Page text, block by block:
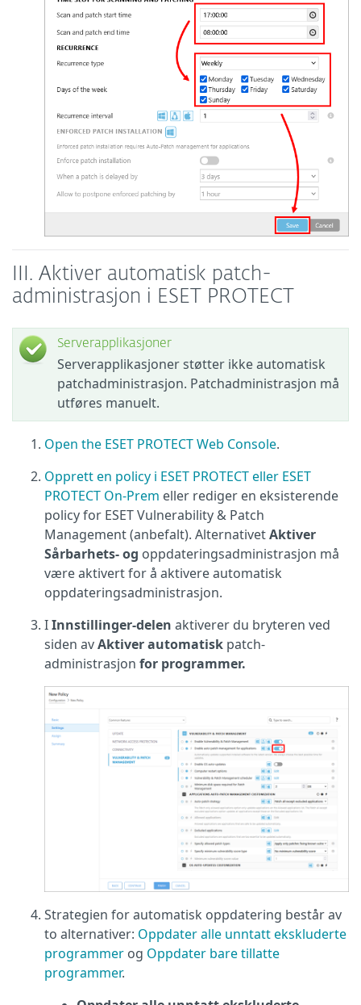
III. Aktiver automatisk patch-
administrasjon i ESET PROTECT
Serverapplikasjoner
Serverapplikasjoner støtter ikke automatisk
patchadministrasjon. Patchadministrasjon må
utføres manuelt.
Open the ESET PROTECT Web Console.
Opprett en policy i ESET PROTECT eller ESET
PROTECT On-Prem eller rediger en eksisterende
policy for ESET Vulnerability & Patch
Management (anbefalt). AlternativetAktiver
Sårbarhets- og oppdateringsadministrasjon må
være aktivert for å aktivere automatisk
oppdateringsadministrasjon.
IInnstillinger-delen aktiverer du bryteren ved
siden avAktiver automatisk patch-
administrasjon for programmer.
Strategien for automatisk oppdatering består av
to alternativer: Oppdater alle unntatt ekskluderte
programmer og Oppdater bare tillatte
programmer.